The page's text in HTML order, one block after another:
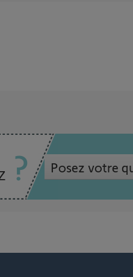
Posez votre